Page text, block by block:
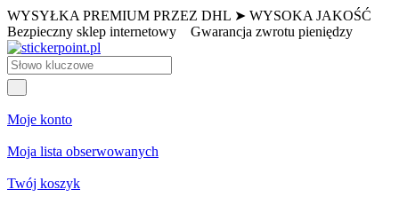
WYSYŁKA PREMIUM PRZEZ DHL ➤ WYSOKA JAKOŚĆ
Bezpieczny sklep internetowy Gwarancja zwrotu pieniędzy
Moje konto
Moja lista obserwowanych
Twój koszyk